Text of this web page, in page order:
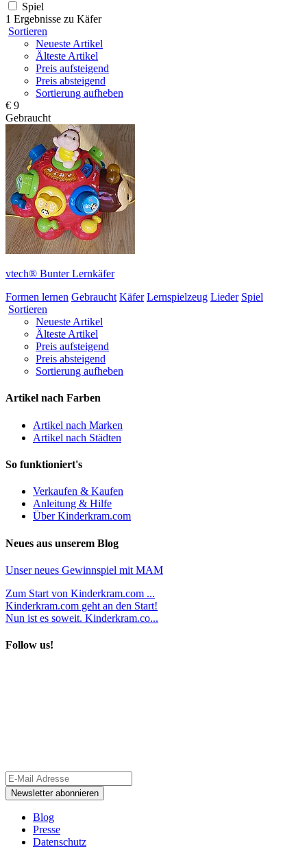
Spiel
1 Ergebnisse zu Käfer
Sortieren
Neueste Artikel
Älteste Artikel
Preis aufsteigend
Preis absteigend
Sortierung aufheben
€ 9
Gebraucht
vtech® Bunter Lernkäfer
Formen lernen Gebraucht Käfer Lernspielzeug Lieder Spiel
Sortieren
Neueste Artikel
Älteste Artikel
Preis aufsteigend
Preis absteigend
Sortierung aufheben
Artikel nach Farben
Artikel nach Marken
Artikel nach Städten
So funktioniert's
Verkaufen & Kaufen
Anleitung & Hilfe
Über Kinderkram.com
Neues aus unserem Blog
Unser neues Gewinnspiel mit MAM
Zum Start von Kinderkram.com ...
Kinderkram.com geht an den Start!
Nun ist es soweit. Kinderkram.co...
Follow us!
Blog
Presse
Datenschutz